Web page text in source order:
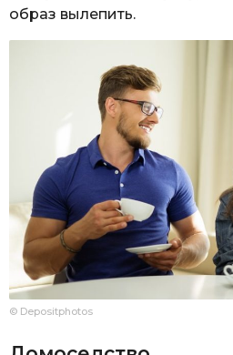
образ вылепить.
© Depositphotos